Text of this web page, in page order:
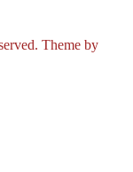
Theme by